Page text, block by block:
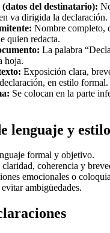
(datos del destinatario):
va dirigida la declaración.
Nombre completo,
quien redacta.
La palabra
hoja.
Exposición clara,
en estilo formal.
Se colocan en la parte
lenguaje y estilo
formal y objetivo.
coherencia y
emocionales o
ambigüedades.